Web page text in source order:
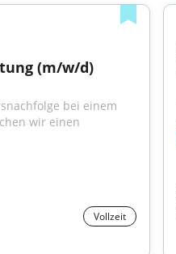
(m/w/d)
bei einem
Vollzeit